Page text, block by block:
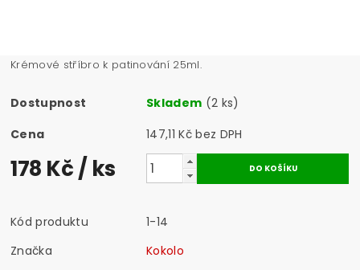
Krémové stříbro k patinování 25ml.
Dostupnost Skladem (2 ks)
Cena
147,11 Kč bez DPH
178 Kč/ ks
Kód produktu
1-14
Značka
Kokolo